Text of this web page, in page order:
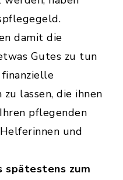
damit die
Gutes zu tun
lassen, die ihnen
pflegenden
und
spätestens zum